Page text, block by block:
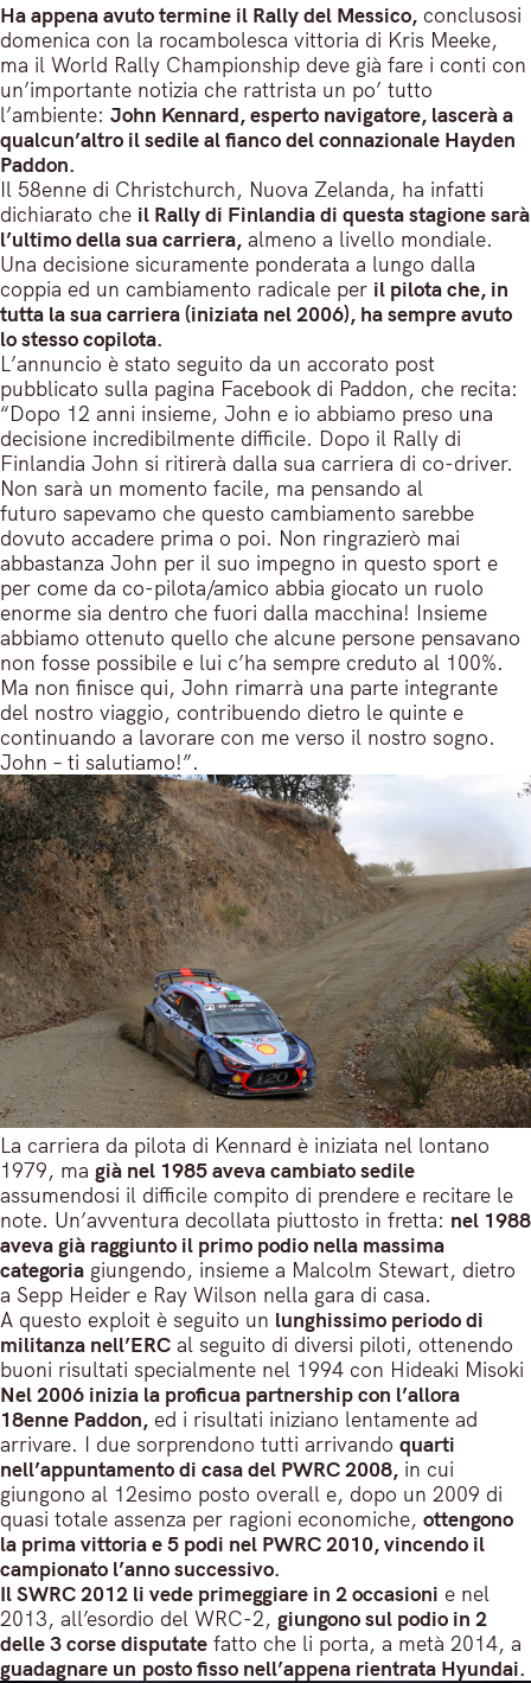
Ha appena avuto termine il Rally del Messico, conclusosi
domenica con la rocambolesca vittoria di Kris Meeke,
ma il World Rally Championship deve già fare i conti con
un’importante notizia che rattrista un po’ tutto
l’ambiente: John Kennard, esperto navigatore, lascerà a
qualcun’altro il sedile al fianco del connazionale Hayden
Paddon.
Il 58enne di Christchurch, Nuova Zelanda, ha infatti
dichiarato che il Rally di Finlandia di questa stagione sarà
l’ultimo della sua carriera, almeno a livello mondiale.
Una decisione sicuramente ponderata a lungo dalla
coppia ed un cambiamento radicale per il pilota che, in
tutta la sua carriera (iniziata nel 2006), ha sempre avuto
lo stesso copilota.
L’annuncio è stato seguito da un accorato post
pubblicato sulla pagina Facebook di Paddon, che recita:
“Dopo 12 anni insieme, John e io abbiamo preso una
decisione incredibilmente difficile. Dopo il Rally di
Finlandia John si ritirerà dalla sua carriera di co-driver.
Non sarà un momento facile, ma pensando al
futuro sapevamo che questo cambiamento sarebbe
dovuto accadere prima o poi. Non ringrazierò mai
abbastanza John per il suo impegno in questo sport e
per come da co-pilota/amico abbia giocato un ruolo
enorme sia dentro che fuori dalla macchina! Insieme
abbiamo ottenuto quello che alcune persone pensavano
non fosse possibile e lui c’ha sempre creduto al 100%.
Ma non finisce qui, John rimarrà una parte integrante
del nostro viaggio, contribuendo dietro le quinte e
continuando a lavorare con me verso il nostro sogno.
John – ti salutiamo!”.
La carriera da pilota di Kennard è iniziata nel lontano
1979, ma già nel 1985 aveva cambiato sedile
assumendosi il difficile compito di prendere e recitare le
note. Un’avventura decollata piuttosto in fretta: nel 1988
aveva già raggiunto il primo podio nella massima
categoria giungendo, insieme a Malcolm Stewart, dietro
a Sepp Heider e Ray Wilson nella gara di casa.
A questo exploit è seguito un lunghissimo periodo di
militanza nell’ERC al seguito di diversi piloti, ottenendo
buoni risultati specialmente nel 1994 con Hideaki Misoki
Nel 2006 inizia la proficua partnership con l’allora
18enne Paddon, ed i risultati iniziano lentamente ad
arrivare. I due sorprendono tutti arrivando quarti
nell’appuntamento di casa del PWRC 2008, in cui
giungono al 12esimo posto overall e, dopo un 2009 di
quasi totale assenza per ragioni economiche, ottengono
la prima vittoria e 5 podi nel PWRC 2010, vincendo il
campionato l’anno successivo.
Il SWRC 2012 li vede primeggiare in 2 occasioni e nel
2013, all’esordio del WRC-2, giungono sul podio in 2
delle 3 corse disputate fatto che li porta, a metà 2014, a
guadagnare un posto fisso nell’appena rientrata Hyundai.